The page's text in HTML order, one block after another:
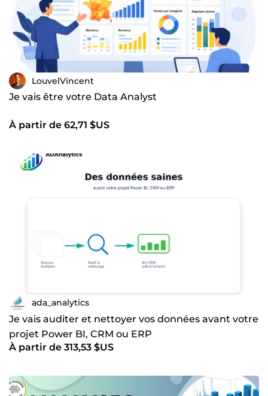
LouvelVincent
Je vais être votre Data Analyst
À partir de 62,71 $US
ada_analytics
Je vais auditer et nettoyer vos données avant votre
projet Power BI, CRM ou ERP
À partir de 313,53 $US